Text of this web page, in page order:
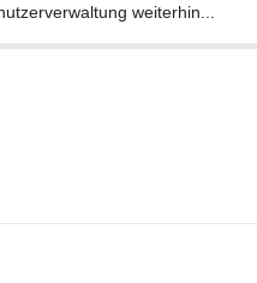
weiterhin...